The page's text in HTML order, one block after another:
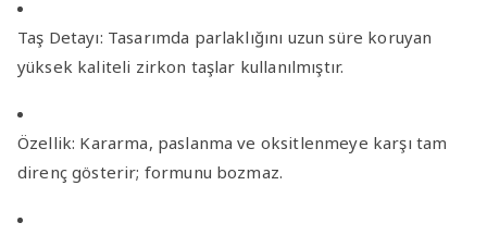
Taş Detayı: Tasarımda parlaklığını uzun süre koruyan
yüksek kaliteli zirkon taşlar kullanılmıştır.
Özellik: Kararma, paslanma ve oksitlenmeye karşı tam
direnç gösterir; formunu bozmaz.